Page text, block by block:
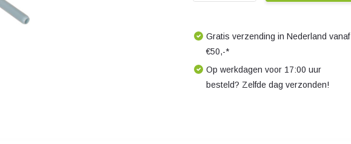
Gratis verzending in Nederland vanaf
€50,-*
Op werkdagen voor 17:00 uur
besteld? Zelfde dag verzonden!